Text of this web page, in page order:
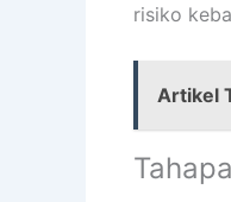
risiko
Artikel